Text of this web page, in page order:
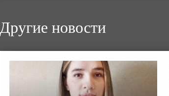
Другие новости